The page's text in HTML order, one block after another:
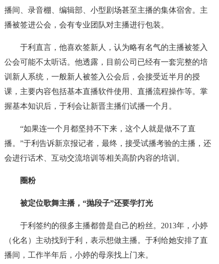
播间、录音棚、编辑部、小型剧场甚至主播的集体宿舍。主
播被签进公会，会有专业团队对主播进行包装。
于利直言，他喜欢签新人，认为略有名气的主播被签入
公会可能不太听话。他透露，目前公司已经有一套完整的培
训新人系统，一般新人被签入公会后，会接受近半月的授
课，主要内容包括基本直播软件使用、直播流程操作等。掌
握基本知识后，于利会让新晋主播们试播一个月。
“如果连一个月都坚持不下来，这个人就是做不了直
播。”于利告诉新京报记者，最终，接受试播考验的主播，还
会进行话术、互动交流培训等相关高阶内容的培训。
圈粉
被定位歌舞主播，“抛段子”还要学打光
于利签约的很多主播都曾是自己的粉丝。2013年，小婷
（化名）主动找到于利，表示想做主播。于利给她安排了直
播间，工作半年后，小婷的母亲找上门来。